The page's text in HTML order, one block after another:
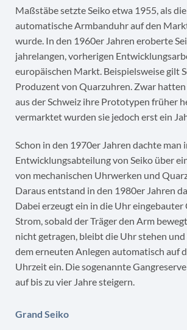
Maßstäbe setzte Seiko etwa 1955, als
automatische Armbanduhr auf den
wurde. In den 1960er Jahren eroberte
jahrelangen, vorherigen
europäischen Markt. Beispielsweise gilt
Produzent von Quarzuhren. Zwar
aus der Schweiz ihre Prototypen früher
vermarktet wurden sie jedoch erst ein
Schon in den 1970er Jahren dachte man
Entwicklungsabteilung von Seiko über
von mechanischen Uhrwerken und
Daraus entstand in den 1980er Jahren
Dabei erzeugt ein in die Uhr
Strom, sobald der Träger den Arm
nicht getragen, bleibt die Uhr stehen
dem erneuten Anlegen automatisch auf
Uhrzeit ein. Die sogenannte
auf bis zu vier Jahre steigern.
Grand Seiko